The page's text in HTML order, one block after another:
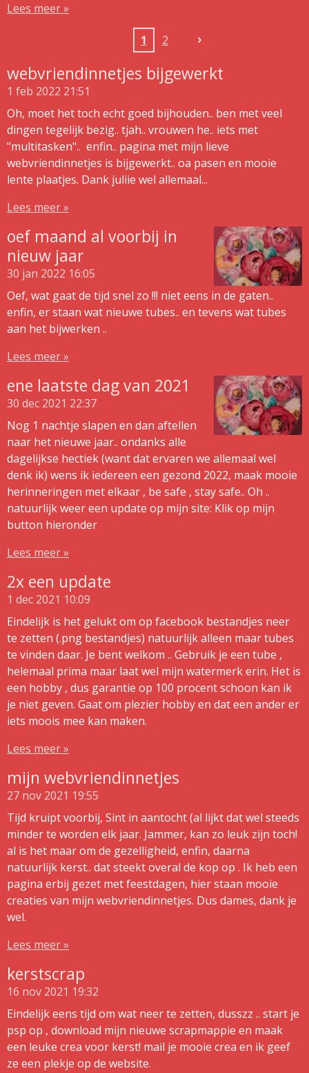
Lees meer »
1 2
webvriendinnetjes bijgewerkt
1 feb 2022 21:51
Oh, moet het toch echt goed bijhouden.. ben met veel
dingen tegelijk bezig.. tjah.. vrouwen he.. iets met
"multitasken".. enfin.. pagina met mijn lieve
webvriendinnetjes is bijgewerkt.. oa pasen en mooie
lente plaatjes. Dank juliie wel allemaal...
Lees meer »
oef maand al voorbij in
nieuw jaar
30 jan 2022 16:05
Oef, wat gaat de tijd snel zo !!! niet eens in de gaten..
enfin, er staan wat nieuwe tubes.. en tevens wat tubes
aan het bijwerken ..
Lees meer »
ene laatste dag van 2021
30 dec 2021 22:37
Nog 1 nachtje slapen en dan aftellen
naar het nieuwe jaar.. ondanks alle
dagelijkse hectiek (want dat ervaren we allemaal wel
denk ik) wens ik iedereen een gezond 2022, maak mooie
herinneringen met elkaar , be safe , stay safe.. Oh ..
natuurlijk weer een update op mijn site: Klik op mijn
button hieronder
Lees meer »
2x een update
1 dec 2021 10:09
Eindelijk is het gelukt om op facebook bestandjes neer
te zetten (.png bestandjes) natuurlijk alleen maar tubes
te vinden daar. Je bent welkom .. Gebruik je een tube ,
helemaal prima maar laat wel mijn watermerk erin. Het is
een hobby , dus garantie op 100 procent schoon kan ik
je niet geven. Gaat om plezier hobby en dat een ander er
iets moois mee kan maken.
Lees meer »
mijn webvriendinnetjes
27 nov 2021 19:55
Tijd kruipt voorbij, Sint in aantocht (al lijkt dat wel steeds
minder te worden elk jaar. Jammer, kan zo leuk zijn toch!
al is het maar om de gezelligheid, enfin, daarna
natuurlijk kerst.. dat steekt overal de kop op . Ik heb een
pagina erbij gezet met feestdagen, hier staan mooie
creaties van mijn webvriendinnetjes. Dus dames, dank je
wel.
Lees meer »
kerstscrap
16 nov 2021 19:32
Eindelijk eens tijd om wat neer te zetten, dusszz .. start je
psp op , download mijn nieuwe scrapmappie en maak
een leuke crea voor kerst! mail je mooie crea en ik geef
ze een plekje op de website.